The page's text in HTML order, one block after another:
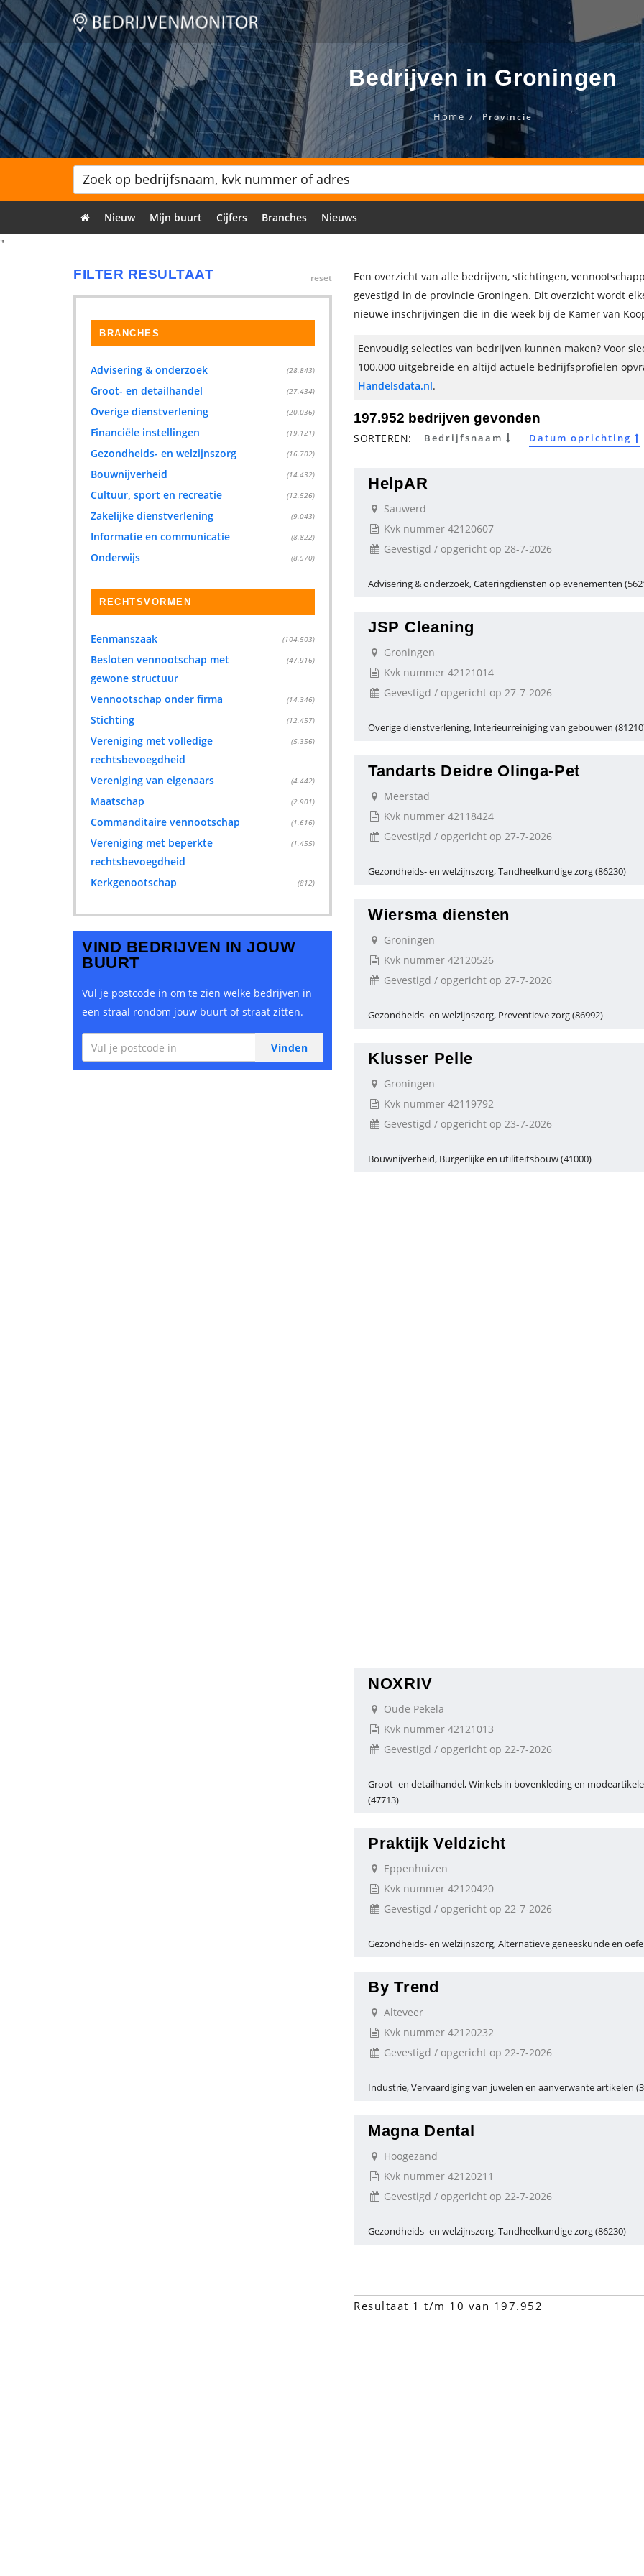
Bedrijven in Groningen
Home Provincie
Nieuw Mijn buurt Cijfers Branches
Nieuws
"
FILTER RESULTAAT reset
BRANCHES
Advisering & onderzoek (28.843)
Groot- en detailhandel (27.434)
Overige dienstverlening (20.036)
Financiële instellingen (19.121)
Gezondheids- en welzijnszorg (16.702)
Bouwnijverheid (14.432)
Cultuur, sport en recreatie (12.526)
Zakelijke dienstverlening (9.043)
Informatie en communicatie (8.822)
Onderwijs (8.570)
RECHTSVORMEN
Eenmanszaak (104.503)
Besloten vennootschap met
gewone structuur
(47.916)
Vennootschap onder firma (14.346)
Stichting (12.457)
Vereniging met volledige
rechtsbevoegdheid
(5.356)
Vereniging van eigenaars (4.442)
Maatschap (2.901)
Commanditaire vennootschap (1.616)
Vereniging met beperkte
rechtsbevoegdheid
(1.455)
Kerkgenootschap (812)
VIND BEDRIJVEN IN JOUW
BUURT
Vul je postcode in om te zien welke bedrijven in
een straal rondom jouw buurt of straat zitten.
Een overzicht van alle bedrijven, stichtingen,
gevestigd in de provincie Groningen. Dit overzicht wordt
nieuwe inschrijvingen die in die week bij de Kamer van
Eenvoudig selecties van bedrijven kunnen maken? Voor
100.000 uitgebreide en altijd actuele bedrijfsprofielen
Handelsdata.nl.
197.952 bedrijven gevonden
SORTEREN: Bedrijfsnaam Datum oprichting
HelpAR
Sauwerd
Kvk nummer 42120607
Gevestigd / opgericht op 28-7-2026
Advisering & onderzoek, Cateringdiensten op evenementen
JSP Cleaning
Groningen
Kvk nummer 42121014
Gevestigd / opgericht op 27-7-2026
Overige dienstverlening, Interieurreiniging van gebouwen
Tandarts Deidre Olinga-Pet
Meerstad
Kvk nummer 42118424
Gevestigd / opgericht op 27-7-2026
Gezondheids- en welzijnszorg, Tandheelkundige zorg (86230)
Wiersma diensten
Groningen
Kvk nummer 42120526
Gevestigd / opgericht op 27-7-2026
Gezondheids- en welzijnszorg, Preventieve zorg (86992)
Klusser Pelle
Groningen
Kvk nummer 42119792
Gevestigd / opgericht op 23-7-2026
Bouwnijverheid, Burgerlijke en utiliteitsbouw (41000)
NOXRIV
Oude Pekela
Kvk nummer 42121013
Gevestigd / opgericht op 22-7-2026
Groot- en detailhandel, Winkels in bovenkleding en
(47713)
Praktijk Veldzicht
Eppenhuizen
Kvk nummer 42120420
Gevestigd / opgericht op 22-7-2026
Gezondheids- en welzijnszorg, Alternatieve geneeskunde en
By Trend
Alteveer
Kvk nummer 42120232
Gevestigd / opgericht op 22-7-2026
Industrie, Vervaardiging van juwelen en aanverwante artikelen
Magna Dental
Hoogezand
Kvk nummer 42120211
Gevestigd / opgericht op 22-7-2026
Gezondheids- en welzijnszorg, Tandheelkundige zorg (86230)
Resultaat 1 t/m 10 van 197.952